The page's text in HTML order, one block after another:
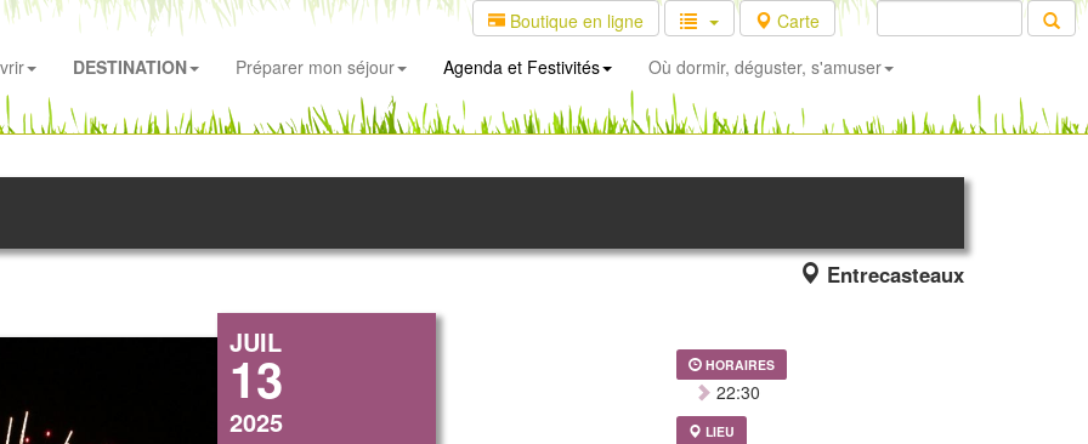
Boutique en ligne
Carte
DESTINATION Préparer mon séjour Agenda et Festivités Où dormir, déguster, s'amuser
Entrecasteaux
JUIL
13
2025
HORAIRES
22:30
LIEU